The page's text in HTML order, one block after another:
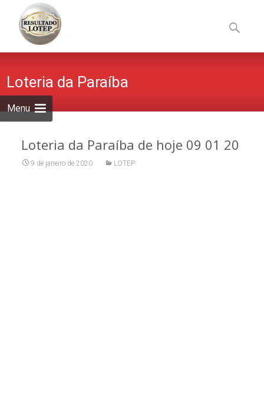
Menu
to
content
por:
Loteria da Paraíba
Loteria da Paraíba de hoje 09 01 20
9 de janeiro de 2020 LOTEP